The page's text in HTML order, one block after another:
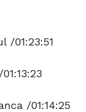
/01:23:51
/01:14:25